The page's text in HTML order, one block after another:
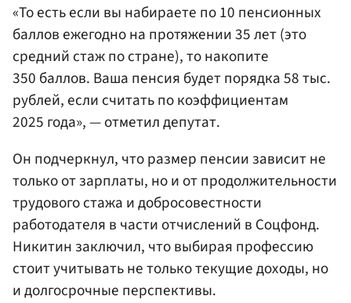
«То есть если вы набираете по 10 пенсионных
баллов ежегодно на протяжении 35 лет (это
средний стаж по стране), то накопите
350 баллов. Ваша пенсия будет порядка 58 тыс.
рублей, если считать по коэффициентам
2025 года», — отметил депутат.
Он подчеркнул, что размер пенсии зависит не
только от зарплаты, но и от продолжительности
трудового стажа и добросовестности
работодателя в части отчислений в Соцфонд.
Никитин заключил, что выбирая профессию
стоит учитывать не только текущие доходы, но
и долгосрочные перспективы.